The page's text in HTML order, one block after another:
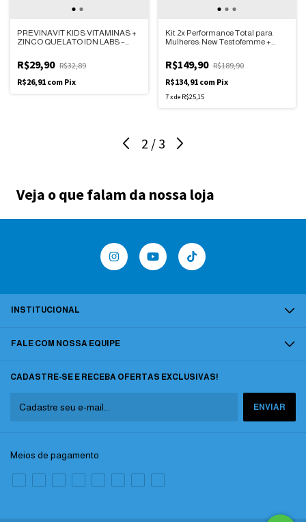
PREVINAVIT KIDS VITAMINAS +
ZINCO QUELATO IDN LABS –
MASTIGÁVEIS – SABOR
MORANGO CREAN
R$29,90 R$32,89
R$26,91 com Pix
Kit 2x Performance Total para
Mulheres: New Testofemme +
R$149,90 R$189,90
R$134,91 com Pix
7xde R$25,15
2 / 3
Veja o que falam da nossa loja
INSTITUCIONAL
FALE COM NOSSA EQUIPE
CADASTRE-SE E RECEBA OFERTAS EXCLUSIVAS!
Meios de pagamento